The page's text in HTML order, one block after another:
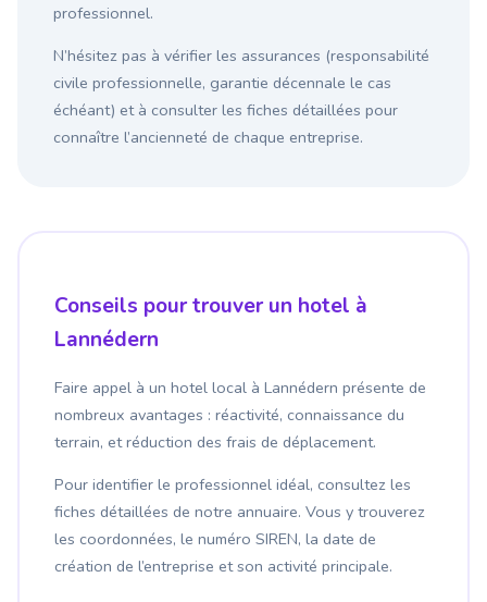
professionnel.
N’hésitez pas à vérifier les assurances (responsabilité
civile professionnelle, garantie décennale le cas
échéant) et à consulter les fiches détaillées pour
connaître l’ancienneté de chaque entreprise.
Conseils pour trouver un hotel à
Lannédern
Faire appel à un hotel local à Lannédern présente de
nombreux avantages : réactivité, connaissance du
terrain, et réduction des frais de déplacement.
Pour identifier le professionnel idéal, consultez les
fiches détaillées de notre annuaire. Vous y trouverez
les coordonnées, le numéro SIREN, la date de
création de l’entreprise et son activité principale.